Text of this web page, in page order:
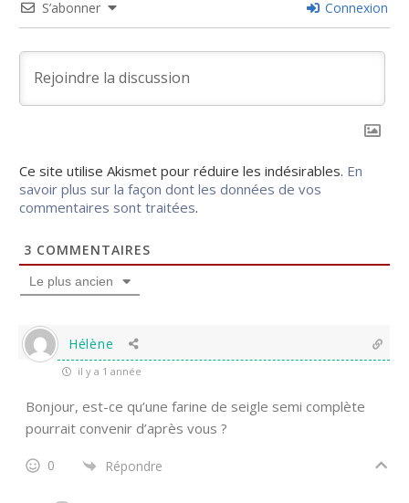
S’abonner Connexion
Ce site utilise Akismet pour réduire les indésirables. En
savoir plus sur la façon dont les données de vos
commentaires sont traitées.
3 COMMENTAIRES
Le plus ancien
Hélène
il y a 1 année
Bonjour, est-ce qu’une farine de seigle semi complète
pourrait convenir d’après vous ?
0 Répondre